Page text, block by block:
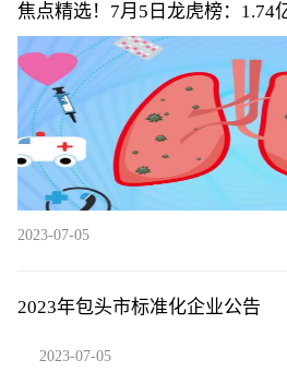
焦点精选！7月5日龙虎榜：1.74
买入12只股
2023-07-05
2023年包头市标准化企业公告
2023-07-05